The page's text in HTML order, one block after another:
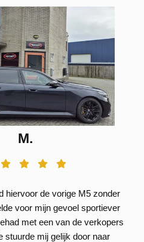
M.
hiervoor de vorige M5 zonder
voor mijn gevoel sportiever
met een van de verkopers
stuurde mij gelijk door naar